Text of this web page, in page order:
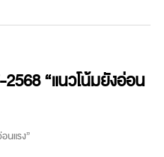
“แนวโน้มยังอ่อน
นแรง”